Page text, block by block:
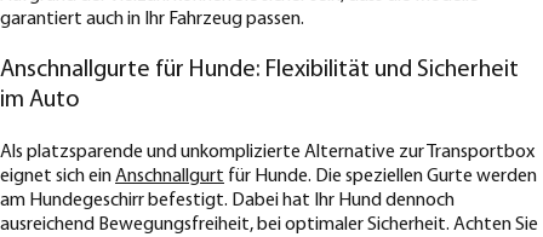
garantiert auch in Ihr Fahrzeug passen.
Anschnallgurte für Hunde: Flexibilität und Sicherheit
im Auto
Als platzsparende und unkomplizierte Alternative zur Transportbox
eignet sich einAnschnallgurt für Hunde. Die speziellen Gurte werden
am Hundegeschirr befestigt. Dabei hat Ihr Hund dennoch
ausreichend Bewegungsfreiheit, bei optimaler Sicherheit. Achten Sie